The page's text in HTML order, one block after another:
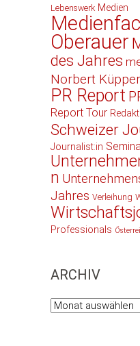
Lebenswerk Medien
Oberauer
des Jahres
Norbert Küpper
PR Report
Report Tour
Schweizer
Journalist:in
n
Jahres Verleihung
Professionals
ARCHIV
Archiv